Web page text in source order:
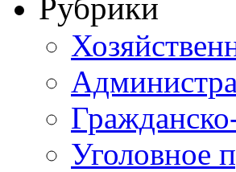
Рубрики
Уголовное